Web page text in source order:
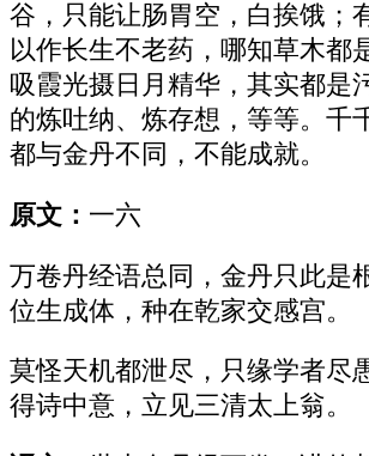
谷，只能让肠胃空，白挨饿；
以作长生不老药，哪知草木都
吸霞光摄日月精华，其实都是
的炼吐纳、炼存想，等等。千
都与金丹不同，不能成就。
原文： 一六
万卷丹经语总同，金丹只此是
位生成体，种在乾家交感宫。
莫怪天机都泄尽，只缘学者尽
得诗中意，立见三清太上翁。